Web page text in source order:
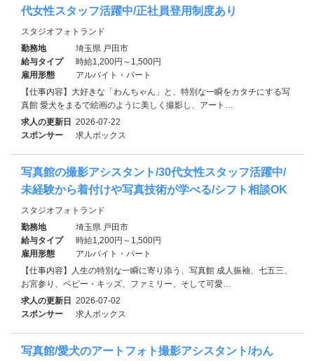
代女性スタッフ活躍中/正社員登用制度あり
スタジオフォトランド
勤務地
埼玉県 戸田市
給与タイプ
時給1,200円～1,500円
雇用形態
アルバイト・パート
【仕事内容】大好きな「わんちゃん」と、特別な一瞬をカタチにする写
真館 愛犬をまるで絵画のように美しく撮影し、アート…
求人の更新日 2026-07-22
スポンサー
求人ボックス
写真館の撮影アシスタント/30代女性スタッフ活躍中/
未経験から着付けや写真技術が学べる/シフト相談OK
スタジオフォトランド
勤務地
埼玉県 戸田市
給与タイプ
時給1,200円～1,500円
雇用形態
アルバイト・パート
【仕事内容】人生の特別な一瞬に寄り添う、写真館 成人振袖、七五三、
お宮参り、ベビー・キッズ、ファミリー、そして可愛…
求人の更新日 2026-07-02
スポンサー
求人ボックス
写真館/愛犬のアートフォト撮影アシスタント/わん